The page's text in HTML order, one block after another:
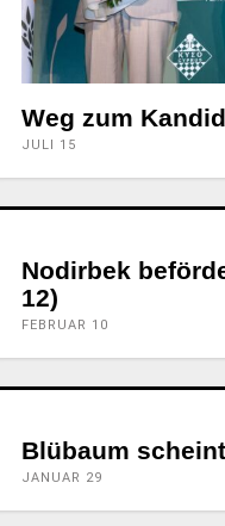
Weg zum
JULI 15
Nodirbek
12)
FEBRUAR 10
Blübaum
JANUAR 29